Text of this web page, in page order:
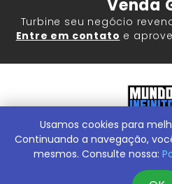
Venda
Turbine seu negócio
Entre em contato e
Mundos Infinitos - Publicações
Publicações e Assinaturas Ltda.
Conheça nossa Loja Física:Rua
Usamos cookies para
Continuando a navegação,
mesmos. Consulte nossa: